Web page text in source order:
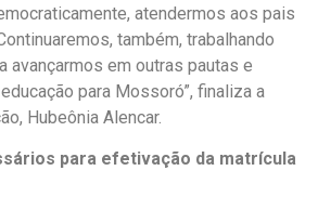
atendermos aos pais
também, trabalhando
avançarmos em outras pautas e
para Mossoró”, finaliza a
Hubeônia Alencar.
para efetivação da matrícula